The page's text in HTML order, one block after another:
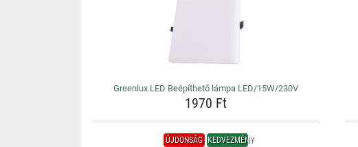
Greenlux LED Beépíthető lámpa LED/15W/230V
1970 Ft
ÚJDONSÁG KEDVEZMÉNY